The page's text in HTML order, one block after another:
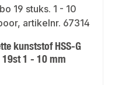
kunststof HSS-G
19st 1 - 10 mm